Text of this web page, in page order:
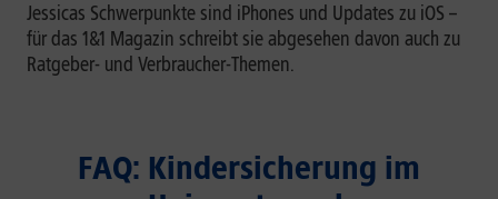
Jessicas Schwerpunkte sind iPhones und Updates zu iOS –
für das 1&1 Magazin schreibt sie abgesehen davon auch zu
Ratgeber- und Verbraucher-Themen.
FAQ: Kindersicherung im